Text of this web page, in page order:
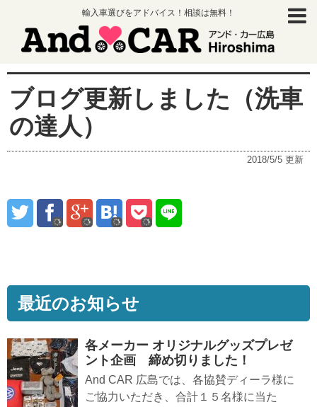
輸入車選びをアドバイス！相談は無料！
ブログ更新しました（洗車
の達人）
2018/5/5 更新
最近のお知らせ
各メーカー オリジナルグッズプレゼ
ント企画 締め切りました！
And CAR 広島では、各協賛ディーラ様に
ご協力いただき、合計１５名様に当た